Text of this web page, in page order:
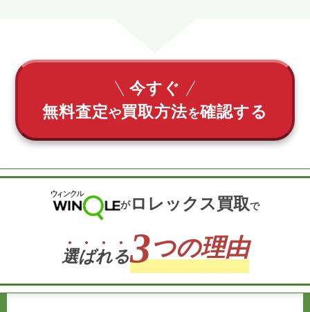
今すぐ
無料査定や買取方法を確認する
がロレックス買取で
選ばれる3つの理由